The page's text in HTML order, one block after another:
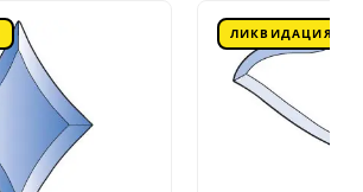
ЛИКВИДАЦИЯ